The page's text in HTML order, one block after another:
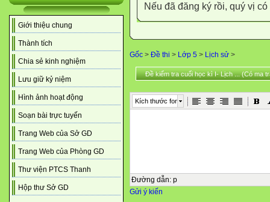
Giới thiệu chung
Thành tích
Chia sẻ kinh nghiệm
Lưu giữ kỷ niệm
Hình ảnh hoạt động
Soạn bài trực tuyến
Trang Web của Sở GD
Trang Web của Phòng GD
Thư viện PTCS Thanh
Hộp thư Sở GD
Nếu đã đăng ký rồi, quý vị
Gốc > Đề thi > Lớp 5 > Lịch sử >
Đề kiểm tra cuối học kì I- Lịch ... (Có ma
Kích thước font
Đường dẫn: p
Gửi ý kiến